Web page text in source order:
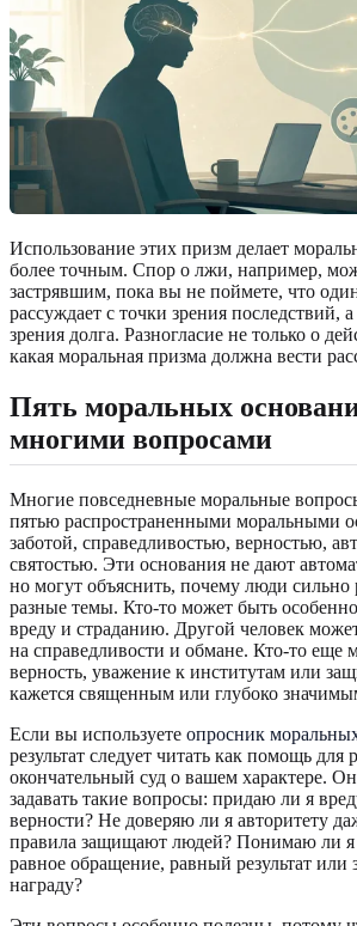
Использование этих призм делает
более точным. Спор о лжи, например,
застрявшим, пока вы не поймете, что
рассуждает с точки зрения последствий,
зрения долга. Разногласие не только о
какая моральная призма должна вести
Пять моральных
многими вопросами
Многие повседневные моральные
пятью распространенными моральными
заботой, справедливостью, верностью,
святостью. Эти основания не дают
но могут объяснить, почему люди сильно
разные темы. Кто-то может быть
вреду и страданию. Другой человек
на справедливости и обмане. Кто-то еще
верность, уважение к институтам или
кажется священным или глубоко
Если вы используете опросник
результат следует читать как помощь для
окончательный суд о вашем характере.
задавать такие вопросы: придаю ли я
верности? Не доверяю ли я авторитету
правила защищают людей? Понимаю ли я
равное обращение, равный результат или
награду?